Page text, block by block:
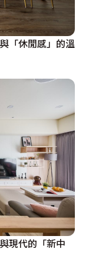
「休閒感」的溫
現代的「新中